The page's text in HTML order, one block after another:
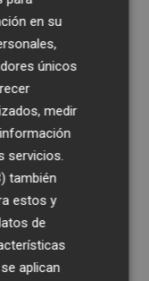
e impulsa la
de
correo
en su
únicos
medir
servicios.
también
estos y
de
aplican